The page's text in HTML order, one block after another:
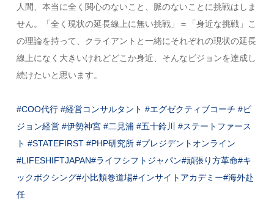
人間、本当に全く関心のないこと、脈のないことに挑戦はしま
せん。「全く現状の延長線上に無い挑戦」＝「身近な挑戦」こ
の理論を持って、クライアントと一緒にそれぞれの現状の延長
線上になく大きいけれどどこか身近、そんなビジョンを達成し
続けたいと思います。
#COO代行 #経営コンサルタント #エグゼクティブコーチ #ビ
ジョン経営 #伊勢神宮 #二見浦 #五十鈴川
#ステートファース
ト #STATEFIRST #PHP研究所 #プレジデントオンライン
#LIFESHIFTJAPAN#ライフシフトジャパン#頑張り方革命#キ
ックボクシング#小比類巻道場#インサイトアカデミー#海外赴
任